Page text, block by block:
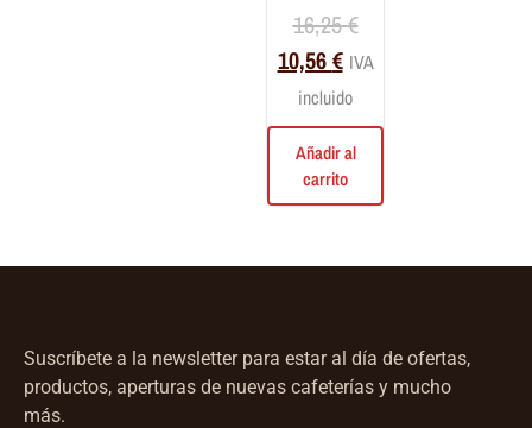
16,25€
10,56€ IVA
incluido
Añadir al
carrito
Suscríbete a la newsletter para estar al día de ofertas,
productos, aperturas de nuevas cafeterías y mucho
más.